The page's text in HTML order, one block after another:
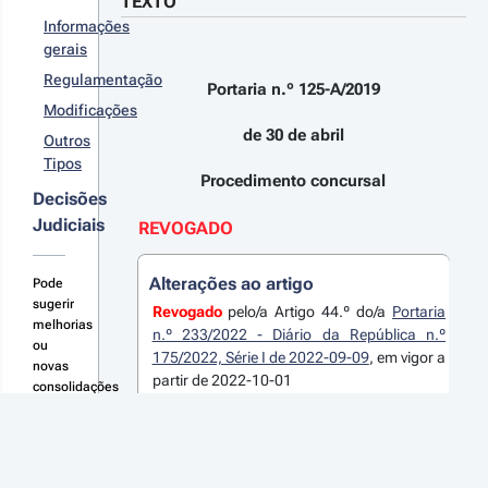
pela
n.º
junho
Informações
gerais
Regulamentação
Modificações
Outros
Tipos
Decisões
Judiciais
Pode
sugerir
melhorias
ou
novas
consolidações
Portaria n.º 125-A/2019
de 30 de abril
Procedimento concursal
REVOGADO
Alterações ao artigo
Revogadopelo/a Artigo 44.º do/a Portaria
n.º 233/2022 - Diário da República n.º
175/2022, Série I de 2022-09-09, em vigor a
partir de 2022-10-01